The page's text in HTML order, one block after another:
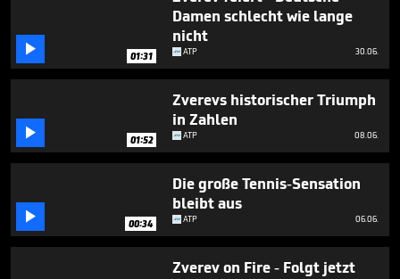
 01:31
Damen schlecht wie lange
nicht
ATP 30.06.
 01:52
Zverevs historischer Triumph
in Zahlen
ATP 08.06.
 00:34
Die große Tennis-Sensation
bleibt aus
ATP 06.06.
Zverev on Fire - Folgt jetzt